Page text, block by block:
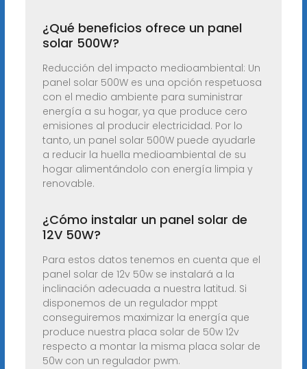
¿Qué beneficios ofrece un panel
solar 500W?
Reducción del impacto medioambiental: Un
panel solar 500W es una opción respetuosa
con el medio ambiente para suministrar
energía a su hogar, ya que produce cero
emisiones al producir electricidad. Por lo
tanto, un panel solar 500W puede ayudarle
a reducir la huella medioambiental de su
hogar alimentándolo con energía limpia y
renovable.
¿Cómo instalar un panel solar de
12V 50W?
Para estos datos tenemos en cuenta que el
panel solar de 12v 50w se instalará a la
inclinación adecuada a nuestra latitud. Si
disponemos de un regulador mppt
conseguiremos maximizar la energía que
produce nuestra placa solar de 50w 12v
respecto a montar la misma placa solar de
50w con un regulador pwm.